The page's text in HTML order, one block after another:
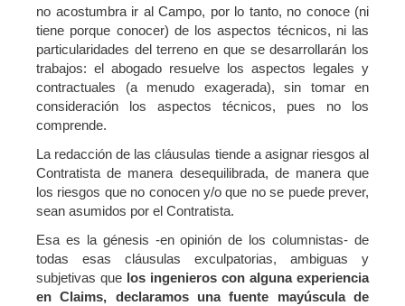
no acostumbra ir al Campo, por lo tanto, no conoce (ni
tiene porque conocer) de los aspectos técnicos, ni las
particularidades del terreno en que se desarrollarán los
trabajos: el abogado resuelve los aspectos legales y
contractuales (a menudo exagerada), sin tomar en
consideración los aspectos técnicos, pues no los
comprende.
La redacción de las cláusulas tiende a asignar riesgos al
Contratista de manera desequilibrada, de manera que
los riesgos que no conocen y/o que no se puede prever,
sean asumidos por el Contratista.
Esa es la génesis -en opinión de los columnistas- de
todas esas cláusulas exculpatorias, ambiguas y
subjetivas que los ingenieros con alguna experiencia
en Claims, declaramos una fuente mayúscula de